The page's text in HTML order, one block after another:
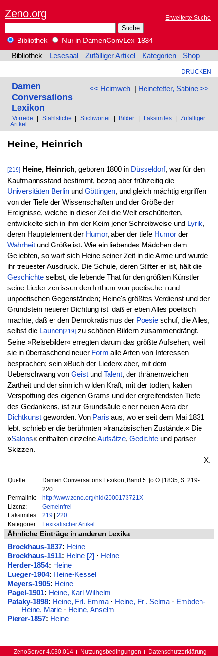
Zeno.org Erweiterte Suche
Bibliothek
Nur in DamenConvLex-1834
Bibliothek
Lesesaal Zufälliger Artikel Kategorien Shop
DRUCKEN
<< Heimweh| Heinefetter, Sabine >>
Damen
Conversations
Lexikon
Vorrede Stahlstiche Stichwörter Bilder Faksimiles
Zufälliger
Artikel
Heine, Heinrich
[219] Heine, Heinrich, geboren 1800 in Düsseldorf, war für den
Kaufmannsstand bestimmt, bezog aber frühzeitig die
Universitäten Berlinund Göttingen, und gleich mächtig ergriffen
von der Tiefe der Wissenschaften und der Größe der
Ereignisse, welche in dieser Zeit die Welt erschütterten,
entwickelte sich in ihm der Keim jener Schreibweise und Lyrik,
deren Hauptelement der Humor, aber der tiefe Humorder
Wahrheitund Größe ist. Wie ein liebendes Mädchen dem
Geliebten, so warf sich Heine seiner Zeit in die Arme und wurde
ihr treuester Ausdruck. Die Schule, deren Stifter er ist, hält die
Geschichteselbst, die lebende That für den größten Künstler;
seine Lieder zerrissen den Irrthum von poetischen und
unpoetischen Gegenständen; Heine's größtes Verdienst und der
Grundstein neuerer Dichtung ist, daß er eben Alles poetisch
machte, daß er den Demokratismus der Poesieschuf, die Alles,
selbst die Launen[219]zu schönen Bildern zusammendrängt.
Seine »Reisebilder« erregten darum das größte Aufsehen, weil
sie in überraschend neuer Form alle Arten von Interessen
besprachen; sein »Buch der Lieder« aber, mit dem
Ueberschwang von Geistund Talent, der thränenweichen
Zartheit und der sinnlich wilden Kraft, mit der todten, kalten
Verspottung des eigenen Grams und der ergreifendsten Tiefe
des Gedankens, ist zur Grundsäule einer neuen Aera der
Dichtkunstgeworden. Von Paris aus, wo er seit dem Mai 1831
lebt, schrieb er die berühmten »französischen Zustände.« Die
»Salons« enthalten einzelneAufsätze, Gedichteund pariser
Skizzen.
X.
Quelle:
Damen Conversations Lexikon, Band 5. [o.O.] 1835, S. 219-
220.
Permalink:
http://www.zeno.org/nid/2000173721X
Lizenz:
Gemeinfrei
Faksimiles:
219 | 220
Kategorien:
Lexikalischer Artikel
Ähnliche Einträge in anderen Lexika
Brockhaus-1837: Heine
Brockhaus-1911: Heine [2] · Heine
Herder-1854: Heine
Lueger-1904: Heine-Kessel
Meyers-1905: Heine
Pagel-1901: Heine, Karl Wilhelm
Pataky-1898: Heine, Frl. Emma· Heine, Frl. Selma· Embden-
Heine, Marie· Heine, Anselm
Pierer-1857: Heine
ZenoServer 4.030.014 Nutzungsbedingungen
Datenschutzerklärung